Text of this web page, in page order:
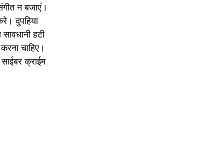
न बजाएं।
दुपहिया
हटी
चाहिए।
क्राईम